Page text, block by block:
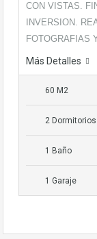
CON VISTAS.
INVERSION.
FOTOGRAFIAS
Más Detalles
60 M2
2 Dormitorios
1 Baño
1 Garaje